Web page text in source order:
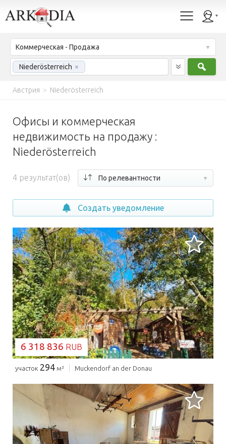
Коммерческая - Продажа
Niederösterreich ×
Австрия > Niederösterreich
Офисы и коммерческая
недвижимость на продажу :
Niederösterreich
4 результат(ов) По релевантности
Создать уведомление
ЗАГРУЗКА...
6 318 836 RUB
участок 294 м² Muckendorf an der Donau